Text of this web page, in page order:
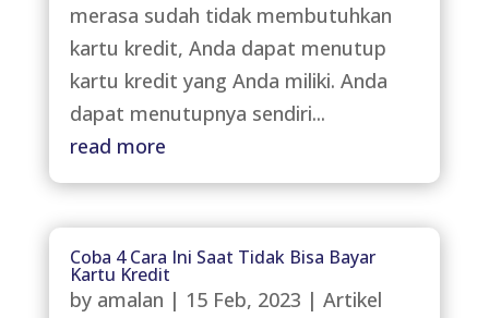
merasa sudah tidak membutuhkan
kartu kredit, Anda dapat menutup
kartu kredit yang Anda miliki. Anda
dapat menutupnya sendiri...
read more
Coba 4 Cara Ini Saat Tidak Bisa Bayar
Kartu Kredit
by amalan | 15 Feb, 2023 | Artikel